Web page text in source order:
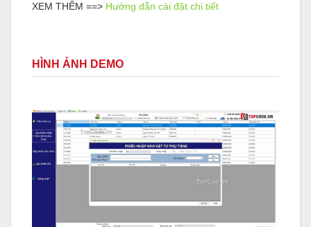
XEM THÊM ==> Hướng dẫn cài đặt chi tiết
HÌNH ẢNH DEMO